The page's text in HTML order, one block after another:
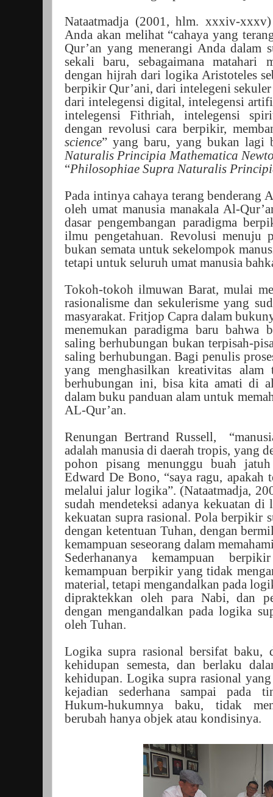
Nataatmadja (2001, hlm. xxxiv-
Anda akan melihat “cahaya yang
Qur’an yang menerangi Anda dalam
sekali baru, sebagaimana matahari
dengan hijrah dari logika Aristoteles
berpikir Qur’ani, dari intelegeni
dari intelegensi digital, intelegensi
intelegensi Fithriah, intelegensi
dengan revolusi cara berpikir,
science” yang baru, yang bukan lagi
Naturalis Principia Mathematica
“Philosophiae Supra Naturalis
Pada intinya cahaya terang benderang
oleh umat manusia manakala Al-
dasar pengembangan paradigma
ilmu pengetahuan. Revolusi menuju
bukan semata untuk sekelompok
tetapi untuk seluruh umat manusia
Tokoh-tokoh ilmuwan Barat, mulai
rasionalisme dan sekulerisme yang
masyarakat. Fritjop Capra dalam
menemukan paradigma baru bahwa
saling berhubungan bukan terpisah-
saling berhubungan. Bagi penulis
yang menghasilkan kreativitas alam
berhubungan ini, bisa kita amati di
dalam buku panduan alam untuk
AL-Qur’an.
Renungan Bertrand Russell,
adalah manusia di daerah tropis, yang
pohon pisang menunggu buah
Edward De Bono, “saya ragu, apakah
melalui jalur logika”. (Nataatmadja,
sudah mendeteksi adanya kekuatan
kekuatan supra rasional. Pola berpikir
dengan ketentuan Tuhan, dengan
kemampuan seseorang dalam
Sederhananya kemampuan
kemampuan berpikir yang tidak
material, tetapi mengandalkan pada
dipraktekkan oleh para Nabi, dan
dengan mengandalkan pada logika
oleh Tuhan.
Logika supra rasional bersifat baku,
kehidupan semesta, dan berlaku
kehidupan. Logika supra rasional
kejadian sederhana sampai pada
Hukum-hukumnya baku, tidak
berubah hanya objek atau kondisinya.